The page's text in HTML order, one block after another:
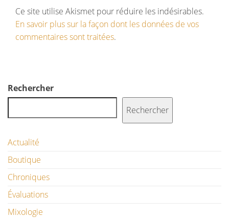
Ce site utilise Akismet pour réduire les indésirables.
En savoir plus sur la façon dont les données de vos
commentaires sont traitées.
Rechercher
Rechercher
Actualité
Boutique
Chroniques
Évaluations
Mixologie